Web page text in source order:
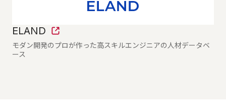
ELAND
モダン開発のプロが作った高スキルエンジニアの人材データベ
ース